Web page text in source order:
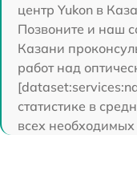
центр Yukon в
Позвоните и наш
Казани
работ над
статистике в
всех необходимых